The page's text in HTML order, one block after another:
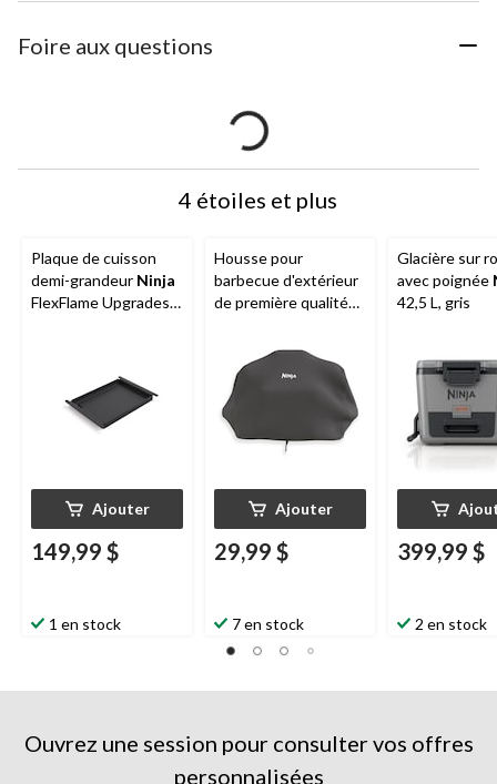
Foire aux questions
4 étoiles et plus
Plaque de cuisson
demi-grandeur Ninja
FlexFlame Upgrades
Ajouter
149,99 $
1 en stock
Housse pour
barbecue d'extérieur
de première qualité
résistant aux rayons
UV et à l'eau avec
cordons ajustables,
noir
Ajouter
29,99 $
7 en stock
Glacière sur
avec poignée
42,5 L, gris
399,99 $
2 en stock
Ouvrez une session pour consulter vos offres
personnalisées